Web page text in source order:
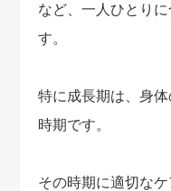
など、一人ひとり
す。
特に成長期は、身
時期です。
その時期に適切な